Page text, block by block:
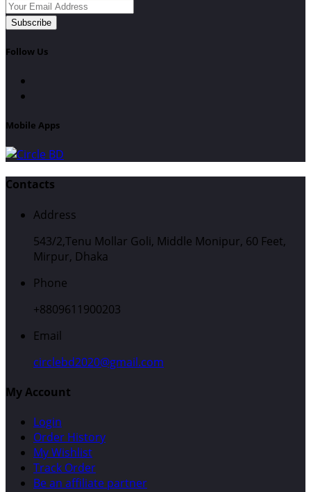
Subscribe
Follow Us
Mobile Apps
Contacts
Address
543/2,Tenu Mollar Goli, Middle Monipur, 60 Feet,
Mirpur, Dhaka
Phone
+8809611900203
Email
circlebd2020@gmail.com
My Account
Login
Order History
My Wishlist
Track Order
Be an affiliate partner